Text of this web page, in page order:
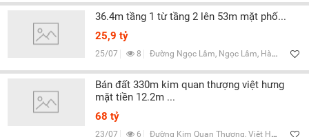
36.4m tầng 1 từ tầng 2 lên 53m mặt phố...
25,9 tỷ
25/07 8 Đường Ngọc Lâm, Ngọc Lâm, Hà Nội
Bán đất 330m kim quan thượng việt hưng
mặt tiền 12.2m ...
68 tỷ
23/07 6 Đường Kim Quan Thượng, Việt Hưng, Hà Nội